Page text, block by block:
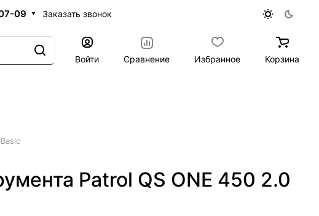
09 Заказать звонок
Войти Сравнение Избранное Корзина
Patrol QS ONE 450 2.0